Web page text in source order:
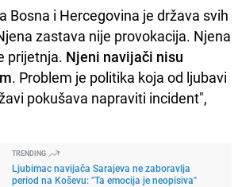
Bosna i Hercegovina je država svih
zastava nije provokacija. Njena
prijetnja. Njeni navijači nisu
. Problem je politika koja od ljubavi
pokušava napraviti incident",
TRENDING
Ljubimac navijača Sarajeva ne zaboravlja
period na Koševu: "Ta emocija je neopisiva"